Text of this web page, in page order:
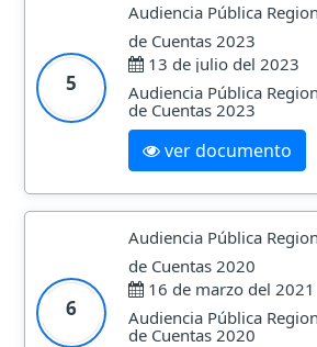
5
Audiencia Pública
de Cuentas 2023
13 de julio del 2023
Audiencia Pública
de Cuentas 2023
ver documento
6
Audiencia Pública
de Cuentas 2020
16 de marzo del 2021
Audiencia Pública
de Cuentas 2020